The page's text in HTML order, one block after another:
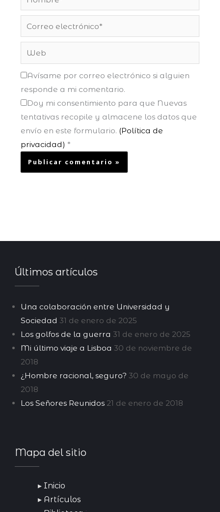
Correo
electrónico*
Web
Avísame por correo electrónico si alguien
responde a mi comentario.
Doy mi consentimiento para que Nuevas
tentativas recopile y almacene los datos que
envío en este formulario. (Política de
privacidad) *
Mapa del sitio
Inicio
Artículos
Últimos artículos
Una colaboración entre Universidad y
Sociedad 31 de enero de 2025
Los golfos de la guerra 31 de enero de 2025
Mi último viaje a Lisboa 30 de noviembre de
2018
¿Hombre racional, seguro? 30 de mayo de
2018
Los Señores Reunidos 21 de enero de 2018